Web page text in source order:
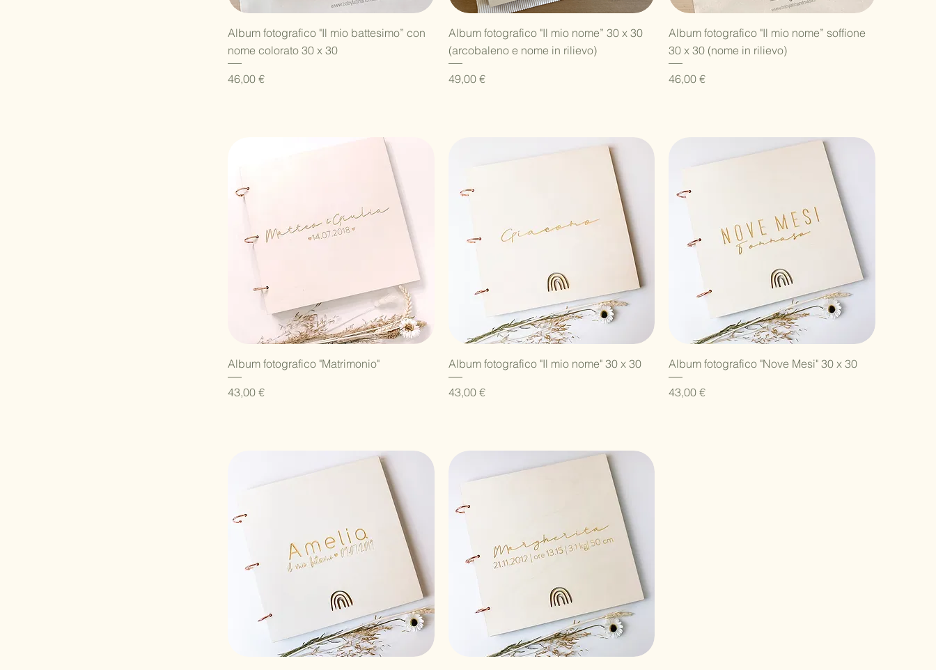
Vista rapida
Album fotografico "Il mio battesimo” con
nome colorato 30 x 30
Prezzo
46,00 €
Vista rapida
Album fotografico "Il mio nome” 30 x 30
(arcobaleno e nome in rilievo)
Prezzo
49,00 €
Vista rapida
Album fotografico "Il mio nome” soffione
30 x 30 (nome in rilievo)
Prezzo
46,00 €
Vista rapida
Album fotografico "Matrimonio"
Prezzo
43,00 €
Vista rapida
Album fotografico "Il mio nome" 30 x 30
Prezzo
43,00 €
Vista rapida
Album fotografico "Nove Mesi" 30 x 30
Prezzo
43,00 €